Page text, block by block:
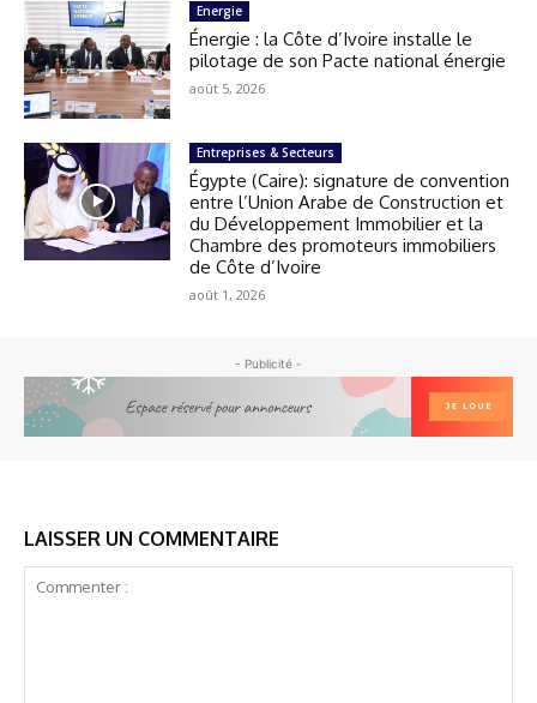
Energie
Énergie : la Côte d’Ivoire installe le
pilotage de son Pacte national énergie
août 5, 2026
Entreprises & Secteurs
Égypte (Caire): signature de convention
entre l’Union Arabe de Construction et
du Développement Immobilier et la
Chambre des promoteurs immobiliers
de Côte d’Ivoire
août 1, 2026
- Publicité -
LAISSER UN COMMENTAIRE